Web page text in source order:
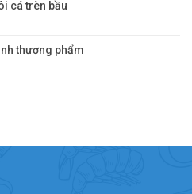
cá trèn bầu
thương phẩm